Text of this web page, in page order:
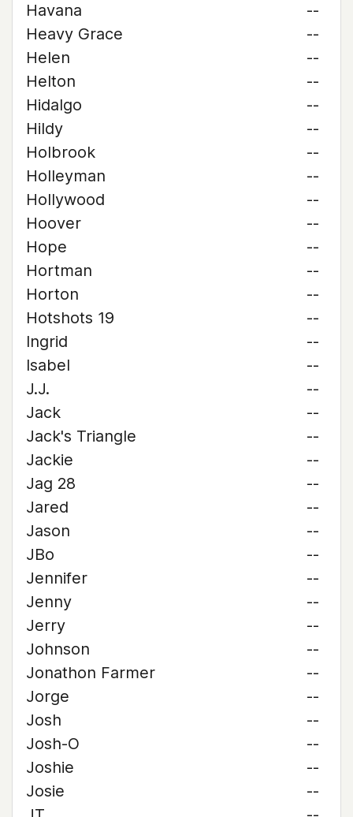
Havana
--
Heavy Grace
--
Helen
--
Helton
--
Hidalgo
--
Hildy
--
Holbrook
--
Holleyman
--
Hollywood
--
Hoover
--
Hope
--
Hortman
--
Horton
--
Hotshots 19
--
Ingrid
--
Isabel
--
J.J.
--
Jack
--
Jack's Triangle
--
Jackie
--
Jag 28
--
Jared
--
Jason
--
JBo
--
Jennifer
--
Jenny
--
Jerry
--
Johnson
--
Jonathon Farmer
--
Jorge
--
Josh
--
Josh-O
--
Joshie
--
Josie
--